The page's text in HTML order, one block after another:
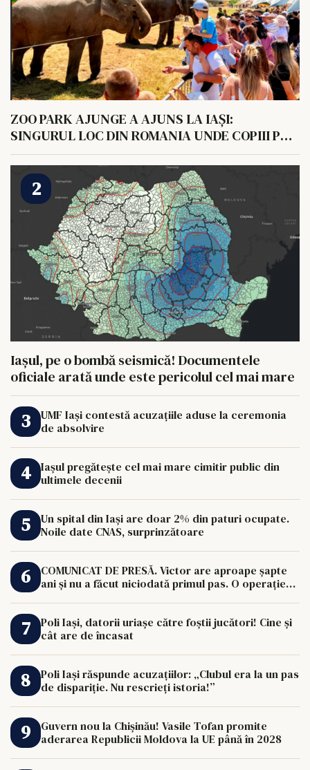
ZOO PARK AJUNGE A AJUNS LA IAȘI:
SINGURUL LOC DIN ROMANIA UNDE COPIII POT
HRANI UN ELEFANT
Iașul, pe o bombă seismică! Documentele
oficiale arată unde este pericolul cel mai mare
UMF Iași contestă acuzațiile aduse la ceremonia
de absolvire
Iașul pregătește cel mai mare cimitir public din
ultimele decenii
Un spital din Iași are doar 2% din paturi ocupate.
Noile date CNAS, surprinzătoare
COMUNICAT DE PRESĂ. Victor are aproape șapte
ani și nu a făcut niciodată primul pas. O operație
Poli Iași, datorii uriașe către foștii jucători! Cine și
cât are de încasat
Poli Iași răspunde acuzațiilor: „Clubul era la un pas
de dispariție. Nu rescrieți istoria!”
Guvern nou la Chișinău! Vasile Tofan promite
aderarea Republicii Moldova la UE până în 2028